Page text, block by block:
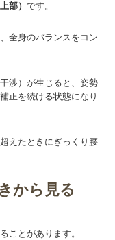
部） です。
全身のバランスをコン
渉）が生じると、姿勢
正を続ける状態になり
えたときにぎっくり腰
から見る
ことがあります。